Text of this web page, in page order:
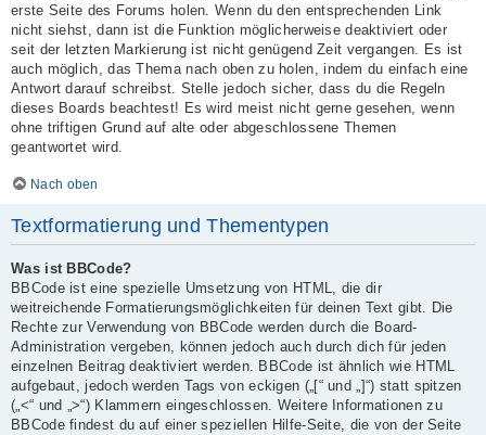
erste Seite des Forums holen. Wenn du den entsprechenden Link
nicht siehst, dann ist die Funktion möglicherweise deaktiviert oder
seit der letzten Markierung ist nicht genügend Zeit vergangen. Es ist
auch möglich, das Thema nach oben zu holen, indem du einfach eine
Antwort darauf schreibst. Stelle jedoch sicher, dass du die Regeln
dieses Boards beachtest! Es wird meist nicht gerne gesehen, wenn
ohne triftigen Grund auf alte oder abgeschlossene Themen
geantwortet wird.
Nach oben
Textformatierung und Thementypen
Was ist BBCode?
BBCode ist eine spezielle Umsetzung von HTML, die dir
weitreichende Formatierungsmöglichkeiten für deinen Text gibt. Die
Rechte zur Verwendung von BBCode werden durch die Board-
Administration vergeben, können jedoch auch durch dich für jeden
einzelnen Beitrag deaktiviert werden. BBCode ist ähnlich wie HTML
aufgebaut, jedoch werden Tags von eckigen („[“ und „]“) statt spitzen
(„<“ und „>“) Klammern eingeschlossen. Weitere Informationen zu
BBCode findest du auf einer speziellen Hilfe-Seite, die von der Seite